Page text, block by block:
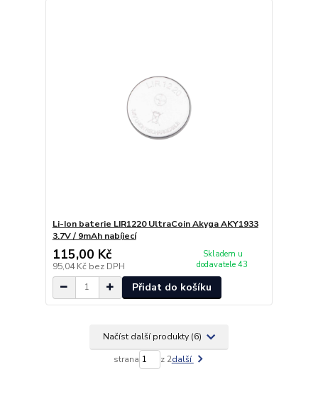
Li-Ion baterie LIR1220 UltraCoin Akyga AKY1933
3.7V / 9mAh nabíjecí
115,00 Kč
95,04 Kč bez DPH
Skladem u
dodavatele 43
Přidat do košíku
Načíst další produkty (6)
strana z 2další